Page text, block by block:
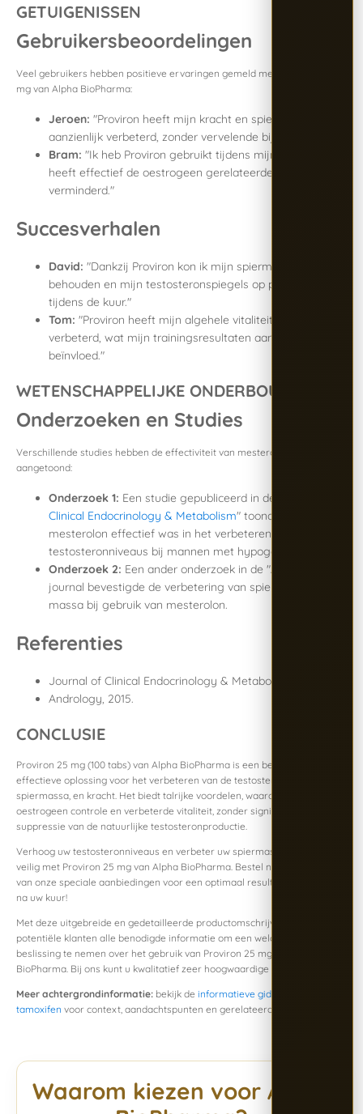
GETUIGENISSEN
Gebruikersbeoordelingen
Veel gebruikers hebben positieve ervaringen gemeld met Proviron 25
mg van Alpha BioPharma:
Jeroen: "Proviron heeft mijn kracht en spiermassa
aanzienlijk verbeterd, zonder vervelende bijwerkingen."
Bram: "Ik heb Proviron gebruikt tijdens mijn kuur en het
heeft effectief de oestrogeen gerelateerde bijwerkingen
verminderd."
Succesverhalen
David: "Dankzij Proviron kon ik mijn spiermassa
behouden en mijn testosteronspiegels op peil houden
tijdens de kuur."
Tom: "Proviron heeft mijn algehele vitaliteit en energie
verbeterd, wat mijn trainingsresultaten aanzienlijk heeft
beïnvloed."
WETENSCHAPPELIJKE ONDERBOUWING
Onderzoeken en Studies
Verschillende studies hebben de effectiviteit van mesterolon
aangetoond:
Onderzoek 1: Een studie gepubliceerd in de "
Clinical Endocrinology & Metabolism" toonde aan dat
mesterolon effectief was in het verbeteren van de
testosteronniveaus bij mannen met hypogonadisme.
Onderzoek 2: Een ander onderzoek in de "Andrology"
journal bevestigde de verbetering van spierkracht en
massa bij gebruik van mesterolon.
Referenties
Journal of Clinical Endocrinology & Metabolism, 2013.
Andrology, 2015.
CONCLUSIE
Proviron 25 mg (100 tabs) van Alpha BioPharma is een betrouwbare en
effectieve oplossing voor het verbeteren van de testosteronniveaus,
spiermassa, en kracht. Het biedt talrijke voordelen, waaronder
oestrogeen controle en verbeterde vitaliteit, zonder significante
suppressie van de natuurlijke testosteronproductie.
Verhoog uw testosteronniveaus en verbeter uw spiermassa effectief en
veilig met Proviron 25 mg van Alpha BioPharma. Bestel nu en profiteer
van onze speciale aanbiedingen voor een optimaal resultaat tijdens en
na uw kuur!
Met deze uitgebreide en gedetailleerde productomschrijving bieden we
potentiële klanten alle benodigde informatie om een weloverwogen
beslissing te nemen over het gebruik van Proviron 25 mg van Alpha
BioPharma. Bij ons kunt u kwalitatief zeer hoogwaardige Proviron kopen.
Meer achtergrondinformatie: bekijk de informatieve gids over nakuur en
tamoxifen voor context, aandachtspunten en gerelateerde informatie.
Waarom kiezen voor Alpha